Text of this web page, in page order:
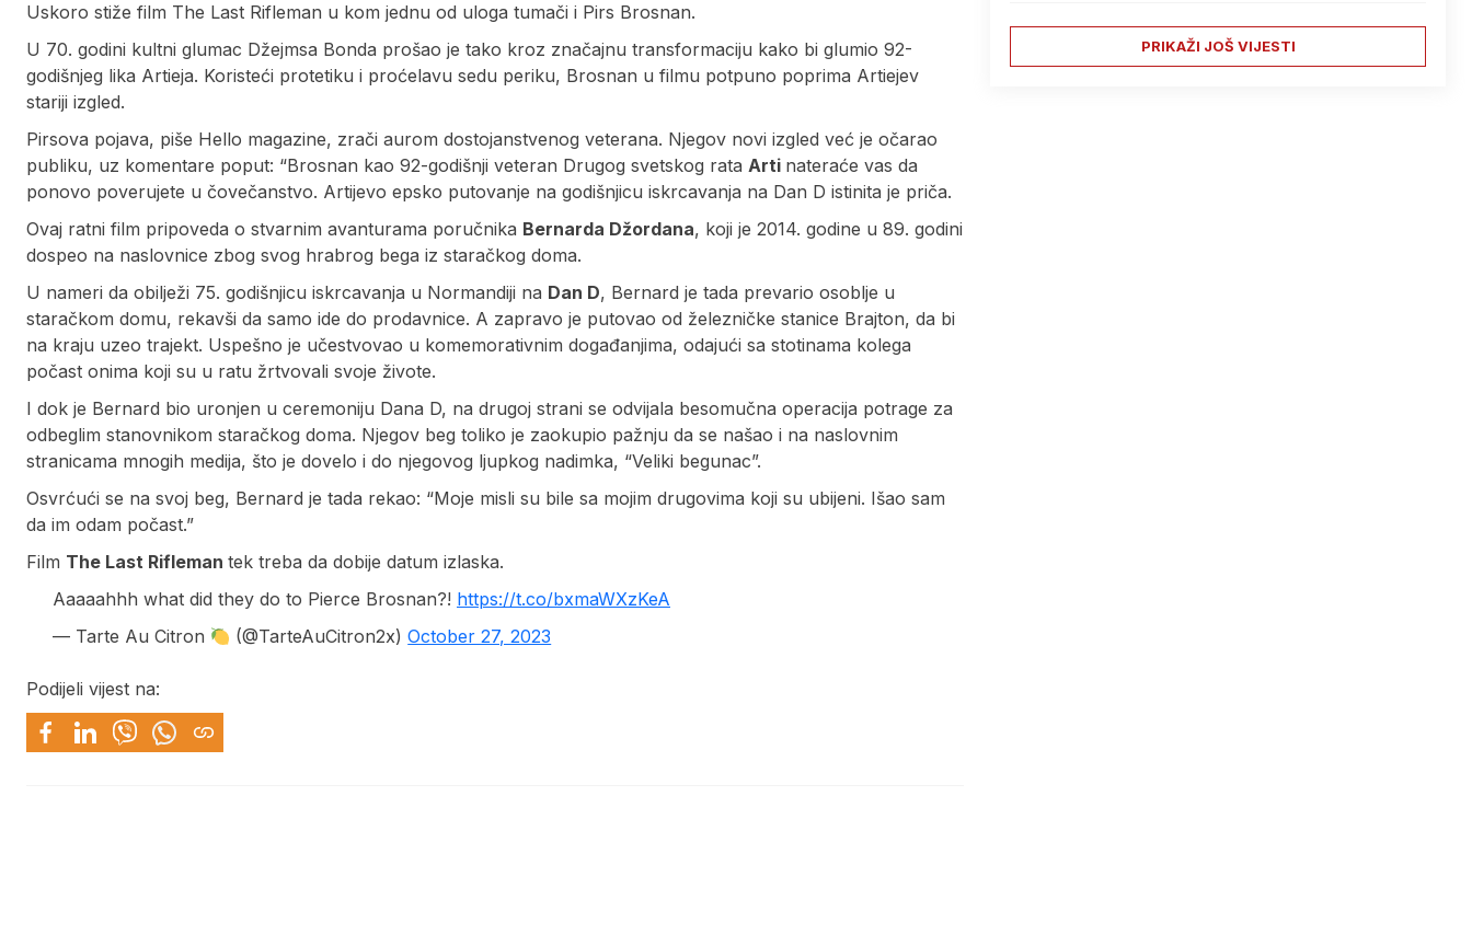
Uskoro stiže film The Last Rifleman u kom jednu od uloga tumači i Pirs Brosnan.
U 70. godini kultni glumac Džejmsa Bonda prošao je tako kroz značajnu transformaciju kako bi glumio 92-
godišnjeg lika Artieja. Koristeći protetiku i proćelavu sedu periku, Brosnan u filmu potpuno poprima Artiejev
stariji izgled.
Pirsova pojava, piše Hello magazine, zrači aurom dostojanstvenog veterana. Njegov novi izgled već je očarao
publiku, uz komentare poput: “Brosnan kao 92-godišnji veteran Drugog svetskog rata Arti nateraće vas da
ponovo poverujete u čovečanstvo. Artijevo epsko putovanje na godišnjicu iskrcavanja na Dan D istinita je priča.
Ovaj ratni film pripoveda o stvarnim avanturama poručnika Bernarda Džordana, koji je 2014. godine u 89. godini
dospeo na naslovnice zbog svog hrabrog bega iz staračkog doma.
U nameri da obilježi 75. godišnjicu iskrcavanja u Normandiji na Dan D, Bernard je tada prevario osoblje u
staračkom domu, rekavši da samo ide do prodavnice. A zapravo je putovao od železničke stanice Brajton, da bi
na kraju uzeo trajekt. Uspešno je učestvovao u komemorativnim događanjima, odajući sa stotinama kolega
počast onima koji su u ratu žrtvovali svoje živote.
I dok je Bernard bio uronjen u ceremoniju Dana D, na drugoj strani se odvijala besomučna operacija potrage za
odbeglim stanovnikom staračkog doma. Njegov beg toliko je zaokupio pažnju da se našao i na naslovnim
stranicama mnogih medija, što je dovelo i do njegovog ljupkog nadimka, “Veliki begunac”.
Osvrćući se na svoj beg, Bernard je tada rekao: “Moje misli su bile sa mojim drugovima koji su ubijeni. Išao sam
da im odam počast.”
Film The Last Rifleman tek treba da dobije datum izlaska.
Aaaaahhh what did they do to Pierce Brosnan?! https://t.co/bxmaWXzKeA
— Tarte Au Citron
(@TarteAuCitron2x)October 27, 2023
Podijeli vijest na:
PRIKAŽI JOŠ VIJESTI